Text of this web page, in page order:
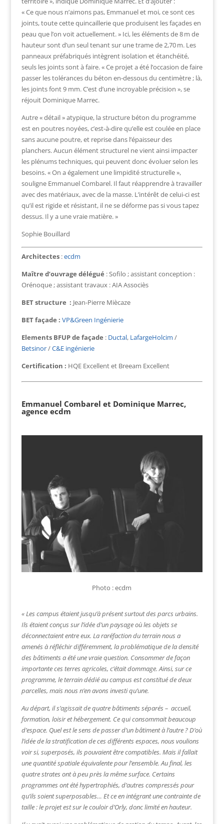
« Ce que nous n’aimons pas, Emmanuel et moi, ce sont ces
joints, toute cette quincaillerie que produisent les façades en
peau que l’on voit actuellement. » Ici, les éléments de 8 m de
hauteur sont d’un seul tenant sur une trame de 2,70 m. Les
panneaux préfabriqués intègrent isolation et étanchéité,
seuls les joints sont à faire. « Ce projet a été l’occasion de faire
passer les tolérances du béton en-dessous du centimètre ; là,
les joints font 9 mm. C’est d’une incroyable précision », se
réjouit Dominique Marrec.
Autre « détail » atypique, la structure béton du programme
est en poutres noyées, c’est-à-dire qu’elle est coulée en place
sans aucune poutre, et reprise dans l’épaisseur des
planchers. Aucun élément structurel ne vient ainsi impacter
les plénums techniques, qui peuvent donc évoluer selon les
besoins. « On a également une limpidité structurelle »,
souligne Emmanuel Combarel. Il faut réapprendre à travailler
avec des matériaux, avec de la masse. L’intérêt de celui-ci est
qu’il est rigide et résistant, il ne se déforme pas si vous tapez
dessus. Il y a une vraie matière. »
Sophie Bouillard
Architectes:ecdm
Maître d’ouvrage délégué : Sofilo ; assistant conception :
Orénoque ; assistant travaux : AIA Associès
BET structure : Jean-Pierre Miècaze
BET façade : VP&Green Ingénierie
Elements BFUP de façade : Ductal, LafargeHolcim /
Betsinor/C&E ingénierie
Certification : HQE Excellent et Breeam Excellent
Emmanuel Combarel et Dominique Marrec,
agence ecdm
Photo : ecdm
« Les campus étaient jusqu’à présent surtout des parcs urbains.
Ils étaient conçus sur l’idée d’un paysage où les objets se
déconnectaient entre eux. La raréfaction du terrain nous a
amenés à réfléchir différemment, la problématique de la densité
des bâtiments a été une vraie question. Consommer de façon
importante ces terres agricoles, c’était dommage. Ainsi, sur ce
programme, le terrain dédié au campus est constitué de deux
parcelles, mais nous n’en avons investi qu’une.
Au départ, il s’agissait de quatre bâtiments séparés – accueil,
formation, loisir et hébergement. Ce qui consommait beaucoup
d’espace. Quel est le sens de passer d’un bâtiment à l’autre ? D’où
l’idée de la stratification de ces différents espaces, nous voulions
voir si, superposés, ils pouvaient être compatibles. Mais il fallait
une quantité spatiale équivalente pour l’ensemble. Au final, les
quatre strates ont à peu près la même surface. Certains
programmes ont été hypertrophiés, d’autres compressés pour
qu’ils soient superposables… Et ce en intégrant une contrainte de
taille : le projet est sur le couloir d’Orly, donc limité en hauteur.